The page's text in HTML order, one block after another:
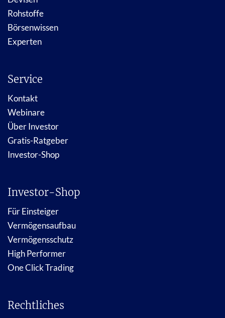
Rohstoffe
Börsenwissen
Experten
Service
Kontakt
Webinare
Über Investor
Gratis-Ratgeber
Investor-Shop
Investor-Shop
Für Einsteiger
Vermögensaufbau
Vermögensschutz
High Performer
One Click Trading
Rechtliches